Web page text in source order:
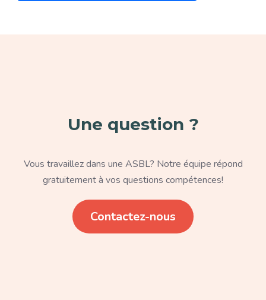
Une question ?
Vous travaillez dans une ASBL? Notre équipe répond
gratuitement à vos questions compétences!
Contactez-nous